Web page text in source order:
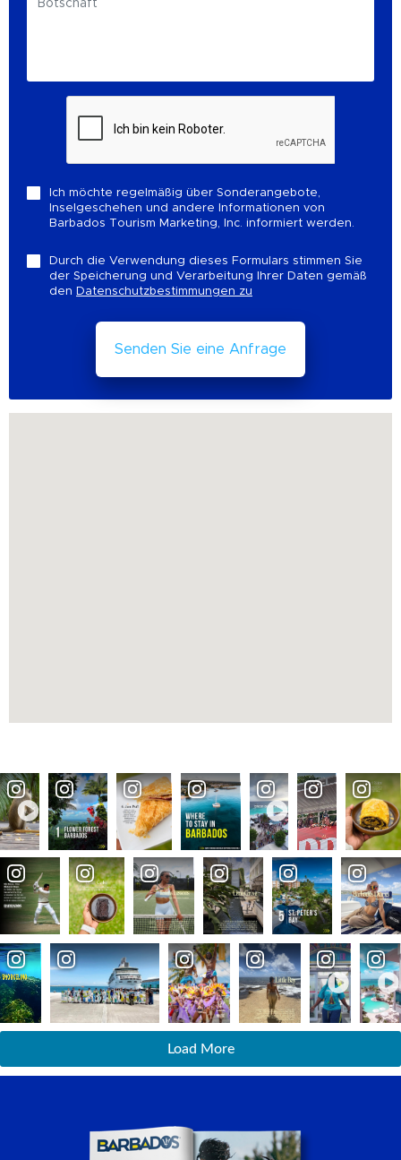
Ich möchte regelmäßig über Sonderangebote,
Inselgeschehen und andere Informationen von
Barbados Tourism Marketing, Inc. informiert werden.
Durch die Verwendung dieses Formulars stimmen Sie
der Speicherung und Verarbeitung Ihrer Daten gemäß
den Datenschutzbestimmungen zu
Load More